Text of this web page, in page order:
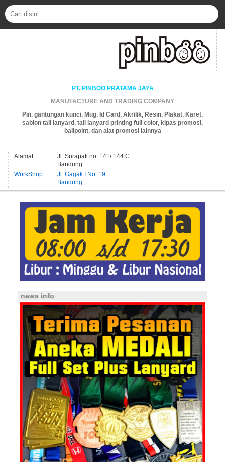
PT. PINBOO PRATAMA JAYA
MANUFACTURE AND TRADING COMPANY
Pin, gantungan kunci, Mug, Id Card, Akrilik, Resin, Plakat, Karet,
sablon tali lanyard, tali lanyard printing full color, kipas promosi,
ballpoint, dan alat promosi lainnya
Alamat
: Jl. Surapati no. 141/ 144 C
Bandung
WorkShop
: Jl. Gagak I No. 19
Bandung
news info